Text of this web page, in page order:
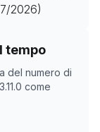
2026)
tempo
del numero di
come
ATECO
0